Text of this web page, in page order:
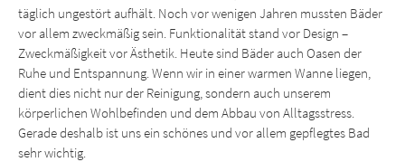
täglich ungestört aufhält. Noch vor wenigen Jahren mussten Bäder
vor allem zweckmäßig sein. Funktionalität stand vor Design –
Zweckmäßigkeit vor Ästhetik. Heute sind Bäder auch Oasen der
Ruhe und Entspannung. Wenn wir in einer warmen Wanne liegen,
dient dies nicht nur der Reinigung, sondern auch unserem
körperlichen Wohlbefinden und dem Abbau von Alltagsstress.
Gerade deshalb ist uns ein schönes und vor allem gepflegtes Bad
sehr wichtig.